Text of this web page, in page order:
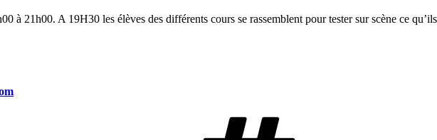
à 21h00. A 19H30 les élèves des différents cours se rassemblent pour tester sur scène ce